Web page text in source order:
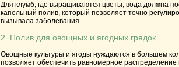
Для клумб, где выращиваются цветы, вода должна
капельный полив, который позволяет точно
вызывала заболевания.
2. Полив для овощных и ягодных грядок
Овощные культуры и ягоды нуждаются в большем
позволяет обеспечить равномерное